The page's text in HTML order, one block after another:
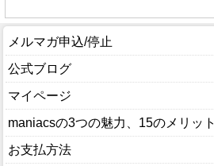
メルマガ申込/停止
公式ブログ
マイページ
maniacsの3つの魅力、15のメリット
お支払方法